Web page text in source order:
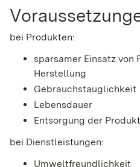
bei Produkten:
sparsamer Einsatz von
Herstellung
Gebrauchstauglichkeit
Lebensdauer
Entsorgung der
bei Dienstleistungen:
Umweltfreundlichkeit